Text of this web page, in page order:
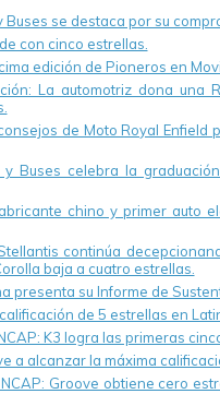
se destaca por su
con cinco estrellas.
edición de Pioneros en
La automotriz dona una
de Moto Royal
Buses celebra la
chino y primer auto
continúa
baja a cuatro estrellas.
presenta su Informe de
de 5 estrellas en
K3 logra las primeras
a alcanzar la máxima
Groove obtiene cero